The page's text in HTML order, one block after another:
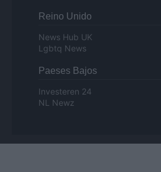
Reino Unido
News Hub UK
Lgbtq News
Paeses Bajos
Investeren 24
NL Newz